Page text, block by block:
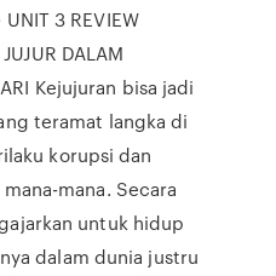
3 REVIEW
DALAM
Kejujuran bisa jadi
teramat langka di
korupsi dan
mana. Secara
untuk hidup
dalam dunia justru